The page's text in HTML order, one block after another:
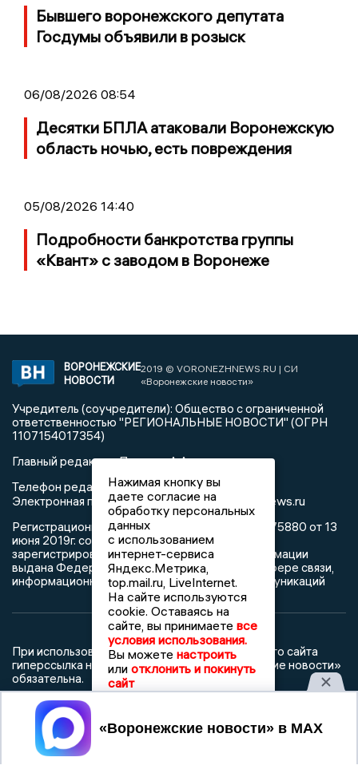
Бывшего воронежского депутата
Госдумы объявили в розыск
06/08/2026 08:54
Десятки БПЛА атаковали Воронежскую
область ночью, есть повреждения
05/08/2026 14:40
Подробности банкротства группы
«Квант» с заводом в Воронеже
ВОРОНЕЖСКИЕ
НОВОСТИ
2019 © VORONEZHNEWS.RU | СИ
«Воронежские новости»
Учредитель (соучредители): Общество с ограниченной
ответственностью "РЕГИОНАЛЬНЫЕ НОВОСТИ" (ОГРН
1107154017354)
Главный редактор: Пирогов А.А.
Телефон редакции: +7 (473) 262 77 92
Электронная почта редакции:info@voronezhnews.ru
Регистрационный номер: серия Эл № ФС 77 - 75880 от 13
июня 2019г. согласно выписке из реестра
зарегистрированных средств массовой информации
выдана Федеральной службой по надзору в сфере связи,
информационных технологий и массовых коммуникаций
При использовании любого материала с данного сайта
гиперссылка на Сетевое издание «Воронежские новости»
обязательна.
Сообщения на сером фоне размещены на правах рекламы
Написать директору в телеграм@mazovилиMAX
Нажимая кнопку вы
даете согласие на
обработку персональных
данных
с использованием
интернет-сервиса
Яндекс.Метрика,
top.mail.ru, LiveInternet.
На сайте используются
cookie. Оставаясь на
сайте, вы принимаете все
условия использования.
Вы можете настроить
или отклонить и покинуть
сайт
Принять